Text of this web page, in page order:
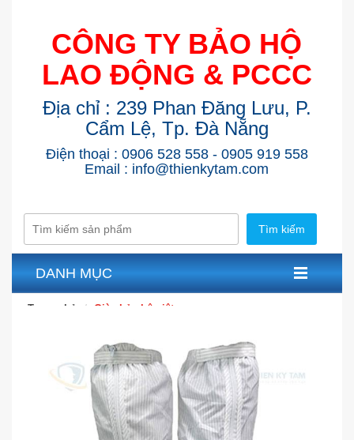
CÔNG TY BẢO HỘ
LAO ĐỘNG & PCCC
Địa chỉ : 239 Phan Đăng Lưu, P.
Cẩm Lệ, Tp. Đà Nẵng
Điện thoại : 0906 528 558 - 0905 919 558
Email : info@thienkytam.com
Tìm kiếm
DANH MỤC
Trang chủ Giày bảo hộ việt nam